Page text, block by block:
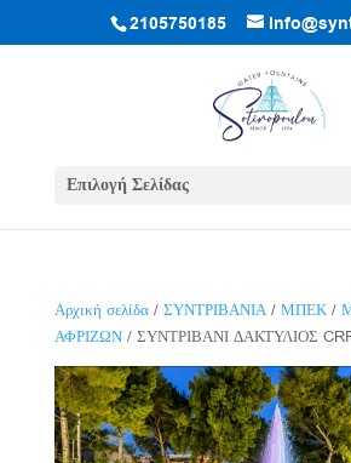
2105750185
Επιλογή Σελίδας
Αρχική σελίδα/ ΣΥΝΤΡΙΒΑΝΙΑ/ ΜΠΕΚ/
ΑΦΡΙΖΩΝ/ ΣΥΝΤΡΙΒΑΝΙ ΔΑΚΤΥΛΙΟΣ